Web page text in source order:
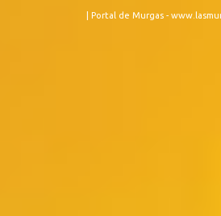
Milonga (murga) ETAPA 7 sábado 02/03
| Portal de Murgas -